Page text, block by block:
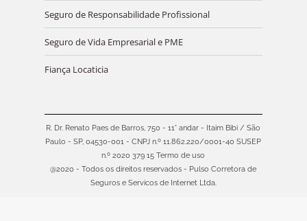
Seguro de Responsabilidade Profissional
Seguro de Vida Empresarial e PME
Fiança Locaticia
R. Dr. Renato Paes de Barros, 750 - 11° andar - Itaim Bibi / São
Paulo - SP, 04530-001 - CNPJ n.º 11.862.220/0001-40 SUSEP
n.º 2020 379 15Termo de uso
@2020 - Todos os direitos reservados - Pulso Corretora de
Seguros e Servicos de Internet Ltda.